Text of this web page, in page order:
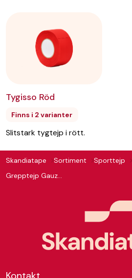
Tygisso Röd
Finns i 2 varianter
Slitstark tygtejp i rött.
Skandiatape Sortiment Sporttejp
Grepptejp Gauze 38 mm EAN